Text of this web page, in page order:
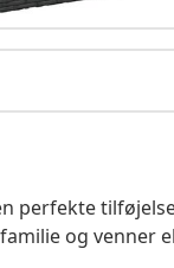
perfekte
og venner